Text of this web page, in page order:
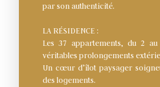
par son authenticité.
LA RÉSIDENCE :
Les 37 appartements, du 2
véritables prolongements
Un cœur d’îlot paysager
des logements.